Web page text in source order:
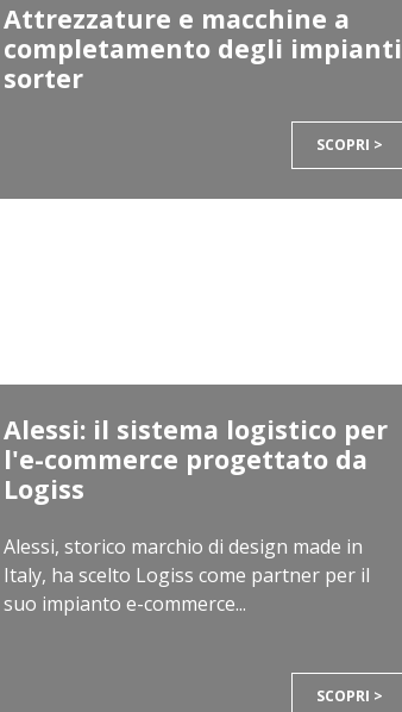
Attrezzature e macchine a
completamento degli impianti
sorter
SCOPRI >
Alessi: il sistema logistico per
l'e-commerce progettato da
Logiss
Alessi, storico marchio di design made in
Italy, ha scelto Logiss come partner per il
suo impianto e-commerce...
SCOPRI >